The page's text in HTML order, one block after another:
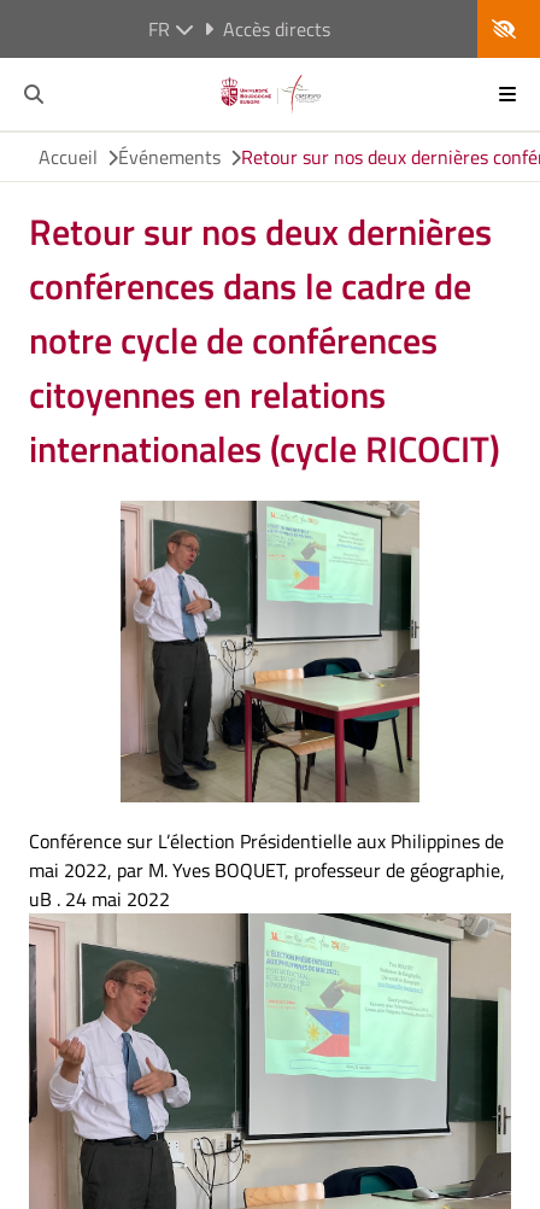
FR Accès directs
Accueil Événements Retour sur nos deux dernières
Retour sur nos deux dernières
conférences dans le cadre de
notre cycle de conférences
citoyennes en relations
internationales (cycle RICOCIT)
Conférence sur L’élection Présidentielle aux Philippines de
mai 2022, par M. Yves BOQUET, professeur de géographie,
uB . 24 mai 2022